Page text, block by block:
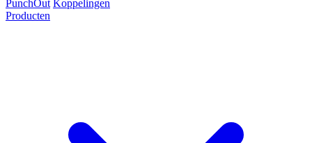
PunchOut Koppelingen
Producten